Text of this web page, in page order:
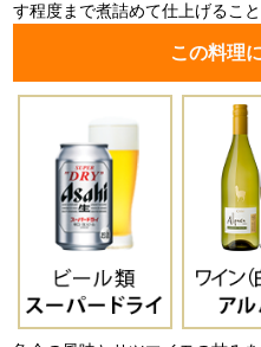
す程度まで煮詰めて仕上げること
この料理